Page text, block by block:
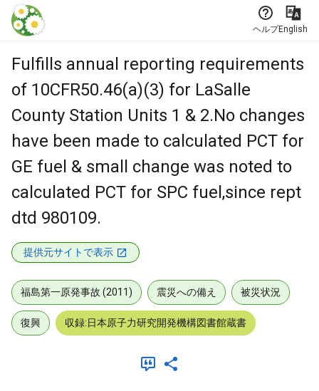
本文に飛ぶ
ヘルプEnglish
Fulfills annual reporting requirements
of 10CFR50.46(a)(3) for LaSalle
County Station Units 1 & 2.No changes
have been made to calculated PCT for
GE fuel & small change was noted to
calculated PCT for SPC fuel,since rept
dtd 980109.
提供元サイトで表示
福島第一原発事故 (2011) 震災への備え 被災状況
復興 収録:日本原子力研究開発機構図書館蔵書